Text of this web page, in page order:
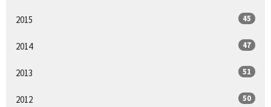
2015 45
2014 47
2013 51
2012 50